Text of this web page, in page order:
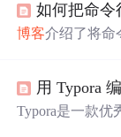
如何把命
博客介绍了将命
用 Typora
Typora是一款优